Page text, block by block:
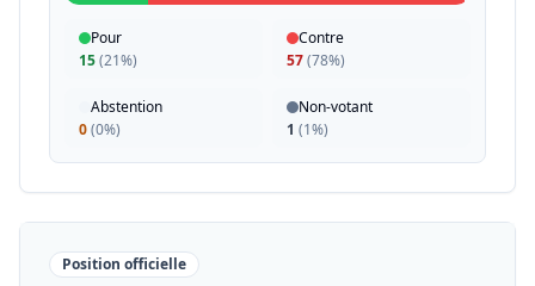
Pour
15(21%)
Contre
57(78%)
Abstention
0(0%)
Non-votant
1 (1%)
Position officielle